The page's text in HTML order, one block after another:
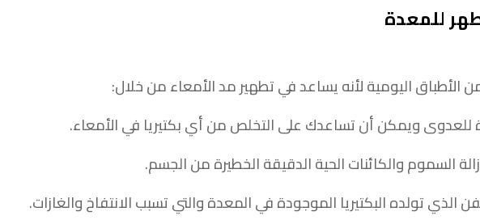
للمعدة
الأطباق اليومية لأنه يساعد في تطهير مد الأمعاء من خلال:
ويمكن أن تساعدك على التخلص من أي بكتيريا في الأمعاء.
السموم والكائنات الحية الدقيقة الخطيرة من الجسم.
تولده البكتيريا الموجودة في المعدة والتي تسبب الانتفاخ والغازات.